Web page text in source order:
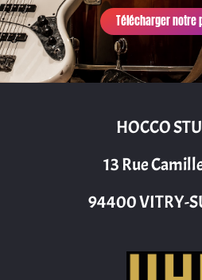
Télécharger notre
HOCCO
13 Rue
94400 VITRY-